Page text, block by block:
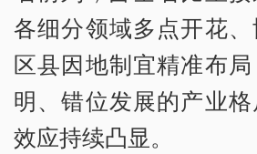
各细分领域多点开花
区县因地制宜精准布
明、错位发展的产业
效应持续凸显。